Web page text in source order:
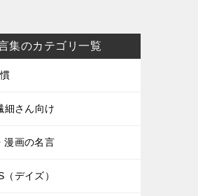
集のカテゴリ一覧
細さん向け
漫画の名言
（デイズ）